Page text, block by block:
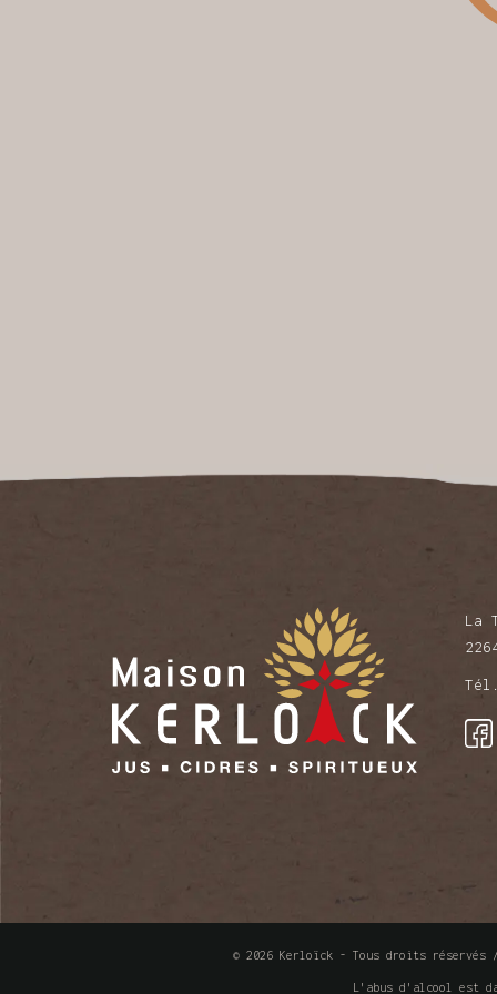
La
© 2026 Kerloïck - Tous droits
L'abus d'alcool est